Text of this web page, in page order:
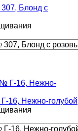
Блонд с
16, Нежно-голубой